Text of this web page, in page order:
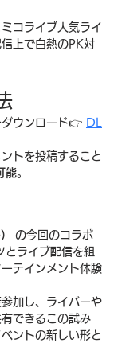
コライブ人気ライ
上で白熱のPK対
ウンロード👉 DL
トを投稿すること
能。
の今回のコラボ
とライブ配信を組
テインメント体験
加し、ライバーや
できるこの試み
ントの新しい形と